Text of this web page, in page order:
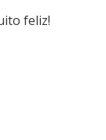
feliz!